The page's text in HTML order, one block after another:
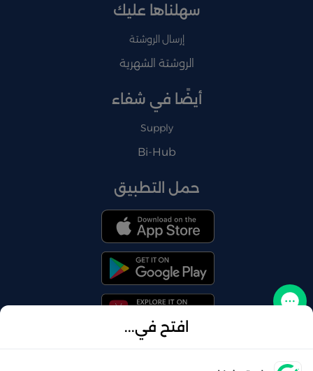
افتح في...
سهلناها عليك
إرسال الروشتة
الروشتة الشهرية
أيضًا في شفاء
Supply
Bi-Hub
حمل التطبيق
تواصل معنا